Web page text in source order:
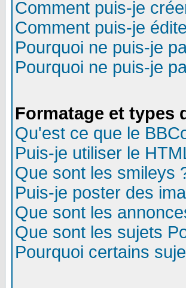
Comment puis-je
Comment puis-je
Pourquoi ne puis-je
Pourquoi ne puis-je
Formatage et types
Qu'est ce que le
Puis-je utiliser le
Que sont les smileys
Puis-je poster des
Que sont les
Que sont les sujets
Pourquoi certains